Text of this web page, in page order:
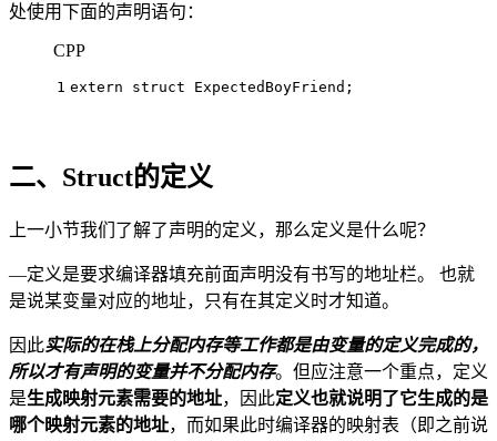
处使用下面的声明语句：
CPP
1 extern struct ExpectedBoyFriend ;
二、Struct的定义
上一小节我们了解了声明的定义，那么定义是什么呢？
—定义是要求编译器填充前面声明没有书写的地址栏。 也就
是说某变量对应的地址，只有在其定义时才知道。
因此实际的在栈上分配内存等工作都是由变量的定义完成的，
所以才有声明的变量并不分配内存。但应注意一个重点，定义
是生成映射元素需要的地址，因此定义也就说明了它生成的是
哪个映射元素的地址，而如果此时编译器的映射表（即之前说